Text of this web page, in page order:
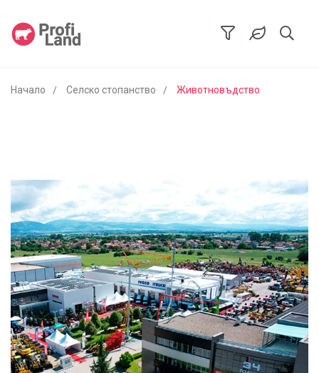
Начало Селско стопанство Животновъдство